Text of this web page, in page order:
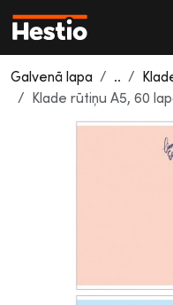
Galvenā lapa ..
Klade rūtiņu A5, 60